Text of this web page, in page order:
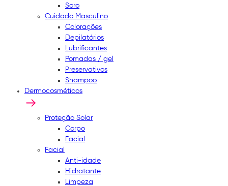
Soro
Cuidado Masculino
Colorações
Depilatórios
Lubrificantes
Pomadas / gel
Preservativos
Shampoo
Dermocosméticos
Proteção Solar
Corpo
Facial
Facial
Anti-idade
Hidratante
Limpeza